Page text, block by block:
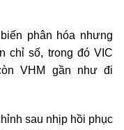
phân hóa nhưng
chỉ số, trong đó VIC
VHM gần như đi
sau nhịp hồi phục